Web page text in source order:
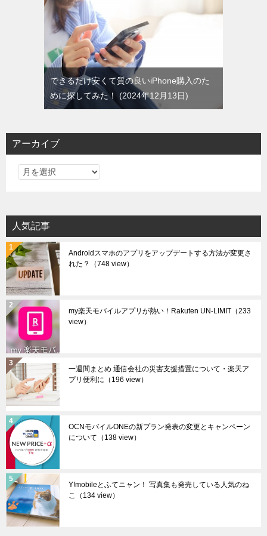
できるだけ安くて質の良いiPhone購入のた
めに探してみた！
2024年12月13日
アーカイブ
ア
イ
ブ
人気記事
Androidスマホのアプリをアップデートする方法が変更さ
れた？
（748 view）
my楽天モバイルアプリが熱い！Rakuten UN-LIMIT （233
view）
一週間まとめ 通信会社の災害支援措置について・楽天ア
プリ便利に （196 view）
OCNモバイルONEの新プラン発表の変更とキャンペーン
について （138 view）
Y!mobileとふてニャン！ 写真集も発売している人気のね
こ
（134 view）